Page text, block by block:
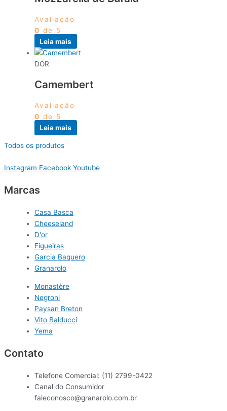
Avaliação
0 de 5
Leia mais
DOR
Camembert
Avaliação
0 de 5
Leia mais
Todos os produtos
Instagram Facebook Youtube
Marcas
Casa Basca
Cheeseland
D'or
Figueiras
Garcia Baquero
Granarolo
Monastère
Negroni
Paysan Breton
Vito Balducci
Yema
Contato
Telefone Comercial: (11) 2799-0422
Canal do Consumidor
faleconosco@granarolo.com.br